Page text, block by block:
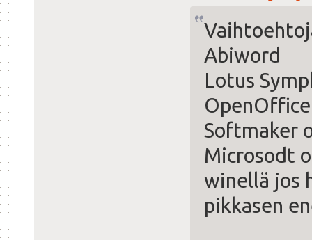
Abiword
Lotus
OpenOffice
Softmaker
Microsodt
winellä jos
pikkasen